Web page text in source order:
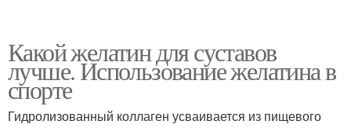
Какой желатин для суставов
лучше. Использование желатина в
спорте
Гидролизованный коллаген усваивается из пищевого